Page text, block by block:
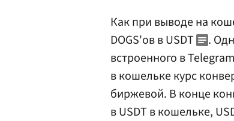
Как при выводе на
DOGS'ов в USDT
.
встроенного в
в кошельке курс
биржевой. В конце
в USDT в кошельке,